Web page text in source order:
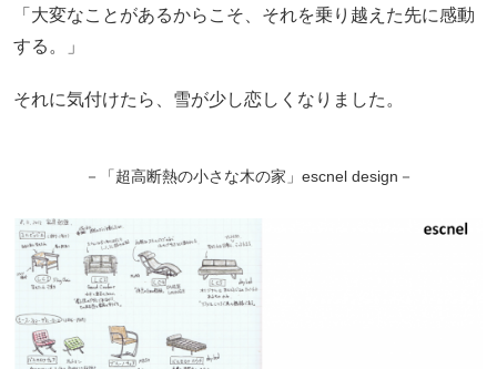
「大変なことがあるからこそ、それを乗り越えた先に感動
する。」
それに気付けたら、雪が少し恋しくなりました。
－「超高断熱の小さな木の家」escnel design－